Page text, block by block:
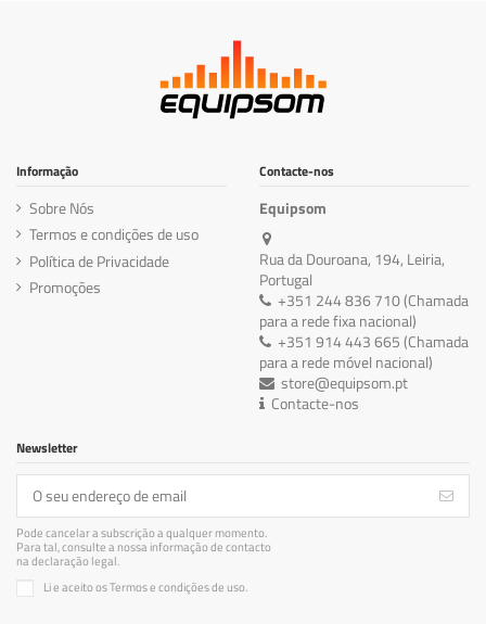
Informação
Sobre Nós
Termos e condições de uso
Política de Privacidade
Promoções
Contacte-nos
Equipsom
Rua da Douroana, 194, Leiria,
Portugal
+351 244 836 710 (Chamada
para a rede fixa nacional)
+351 914 443 665 (Chamada
para a rede móvel nacional)
store@equipsom.pt
Contacte-nos
Newsletter
Pode cancelar a subscrição a qualquer momento.
Para tal, consulte a nossa informação de contacto
na declaração legal.
Li e aceito os Termos e condições de uso.